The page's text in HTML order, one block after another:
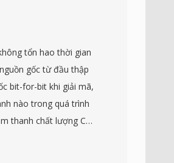
hiện đại. Lợi
tệp — rất có giá trị
tảng Amiga đã
trọng với những người
lưu trữ bảo tồn phần
tổn hao thời gian
gốc từ đầu thập
bit-for-bit khi giải mã,
nào trong quá trình
thanh chất lượng CD
đến mẫu 32-bit